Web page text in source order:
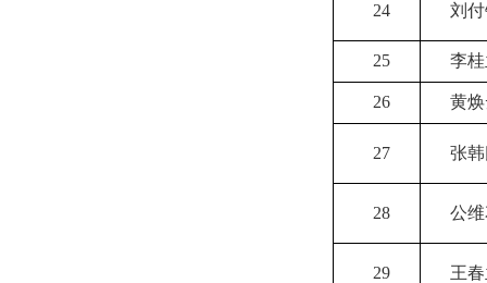
24 刘
25 李
26 黄
27 张
28 公
29 王